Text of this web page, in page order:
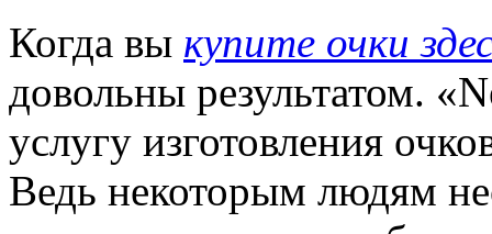
Когда вы купите очки
довольны результатом.
услугу изготовления
Ведь некоторым людям